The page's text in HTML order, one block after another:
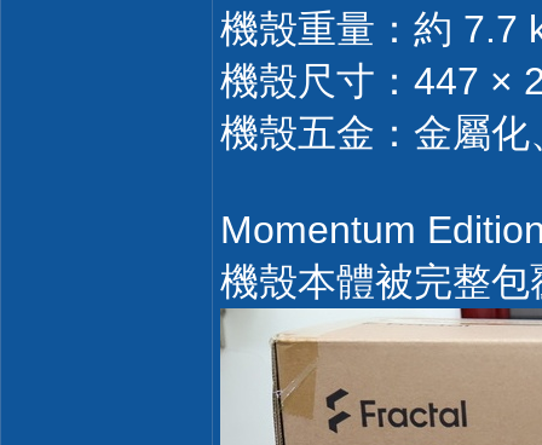
機殼重量：約 7.7
機殼尺寸：447 ×
機殼五金：金屬
Momentum
機殼本體被完整